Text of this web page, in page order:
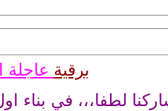
برقية عاجلة
لطفا،،، في بناء